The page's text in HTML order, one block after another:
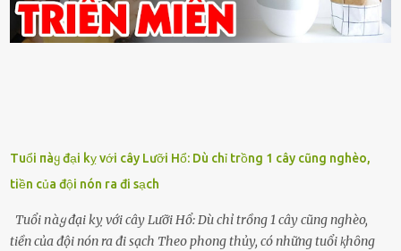
Tuổi пàყ đại kỵ với cây Lưỡi Hổ: Dù chỉ trồng 1 cây cũng nghèo,
tiền của đội nón ra đi sạch
Tuổi пàყ đại kỵ với cây Lưỡi Hổ: Dù chỉ trồng 1 cây cũng nghèo,
tiền của đội nón ra đi sạch Theo phong thủy, có những tuổi ⱪhȏng